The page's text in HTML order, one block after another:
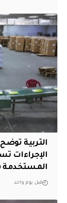
التربية
الإجراءات
المستخدمة
قبل يوم واحد